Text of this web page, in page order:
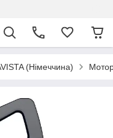
(Німеччина)